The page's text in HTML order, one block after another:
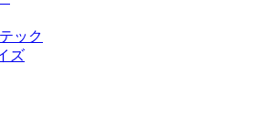
ック
ズ